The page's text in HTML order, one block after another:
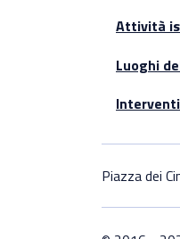
Attività
Luoghi
Interventi
Piazza dei